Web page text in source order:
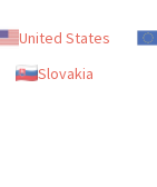
United States
Slovakia